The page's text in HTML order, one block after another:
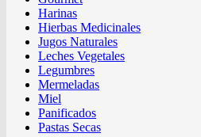
Harinas
Hierbas Medicinales
Jugos Naturales
Leches Vegetales
Legumbres
Mermeladas
Miel
Panificados
Pastas Secas